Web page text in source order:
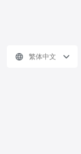
繁体中文